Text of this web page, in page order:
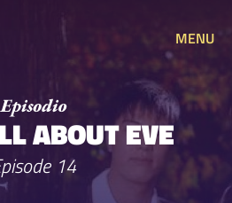
MENU
ABOUT EVE
14